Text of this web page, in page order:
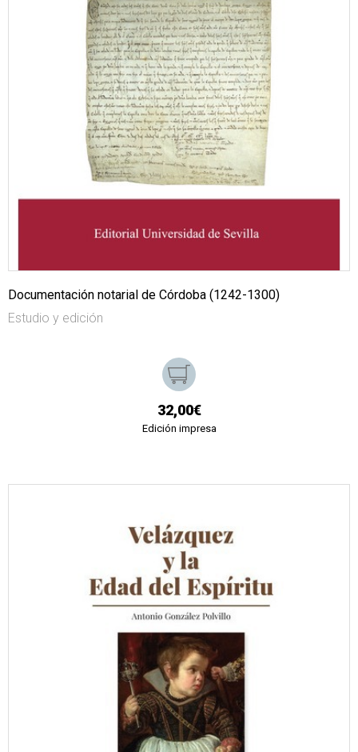
Documentación notarial de Córdoba (1242-1300)
Estudio y edición
32,00€
Edición impresa